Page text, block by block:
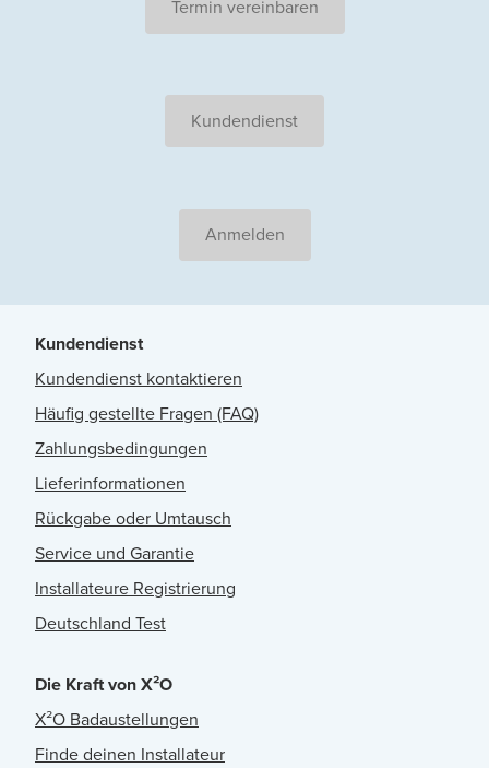
Termin vereinbaren
Kundendienst
Anmelden
Kundendienst
Kundendienst kontaktieren
Häufig gestellte Fragen (FAQ)
Zahlungsbedingungen
Lieferinformationen
Rückgabe oder Umtausch
Service und Garantie
Installateure Registrierung
Deutschland Test
Die Kraft von X²O
X²O Badaustellungen
Finde deinen Installateur